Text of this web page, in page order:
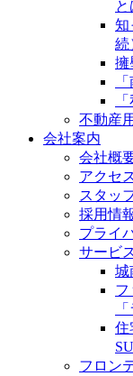
と
知
続
擁
不動産
会社案内
会社概
アクセ
スタッ
採用情
プライ
サービ
城
フ
住
フロン